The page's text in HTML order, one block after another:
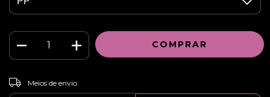
Entregas para o CEP:
Meios de envio